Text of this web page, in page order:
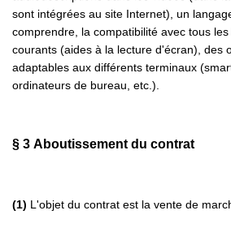
sont intégrées au site Internet), un
comprendre, la compatibilité avec tous
courants (aides à la lecture d'écran), des
adaptables aux différents terminaux
ordinateurs de bureau, etc.).
§ 3 Aboutissement du contrat
(1) L'objet du contrat est la vente de